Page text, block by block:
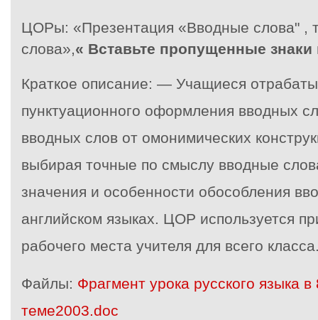
ЦОРы: «Презентация «Вводные слова" ,
слова»,« Вставьте пропущенные знаки
Краткое описание: — Учащиеся
пунктуационного оформления вводных
вводных слов от омонимических
выбирая точные по смыслу вводные
значения и особенности обособления
английском языках. ЦОР используется
рабочего места учителя для всего
Файлы: Фрагмент урока русского языка в
теме2003.doc